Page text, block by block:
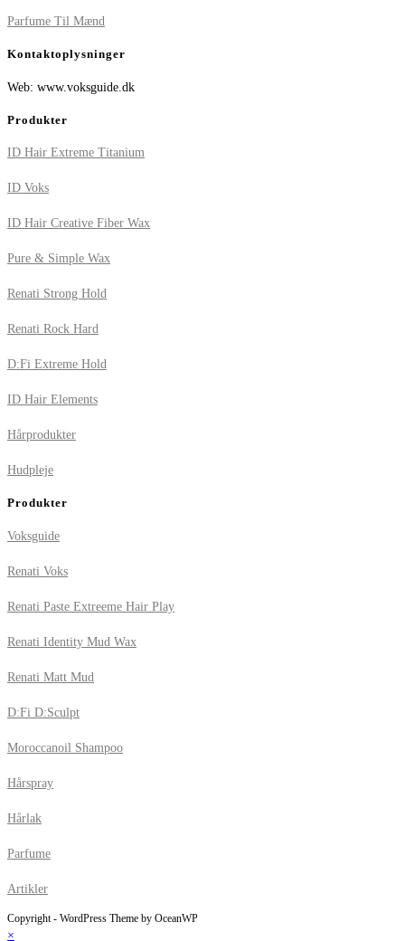
Parfume Til Mænd
Kontaktoplysninger
Web: www.voksguide.dk
Produkter
ID Hair Extreme Titanium
ID Voks
ID Hair Creative Fiber Wax
Pure & Simple Wax
Renati Strong Hold
Renati Rock Hard
D:Fi Extreme Hold
ID Hair Elements
Hårprodukter
Hudpleje
Produkter
Voksguide
Renati Voks
Renati Paste Extreeme Hair Play
Renati Identity Mud Wax
Renati Matt Mud
D:Fi D:Sculpt
Moroccanoil Shampoo
Hårspray
Hårlak
Parfume
Artikler
Copyright - WordPress Theme by OceanWP
×